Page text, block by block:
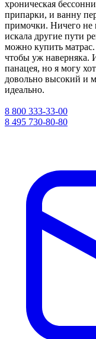
хроническая
припарки, и ванну
примочки. Ничего не
искала другие пути
можно купить
чтобы уж наверняка.
панацея, но я могу
довольно высокий и
идеально.
8 800 333-33-00
8 495 730-80-80